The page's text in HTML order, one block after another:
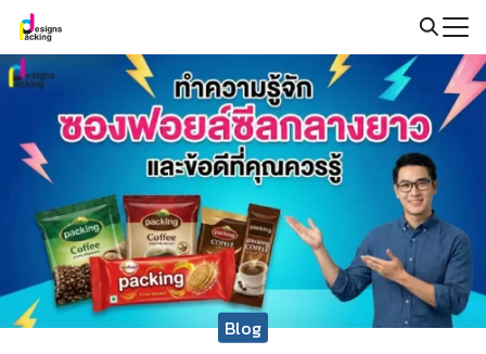
Skip
content
Search
for:
Blog